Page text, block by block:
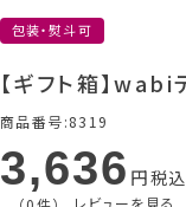
包装・熨斗可
【ギフト箱】
商品番号 8319
3,636 税込
レビューを見る